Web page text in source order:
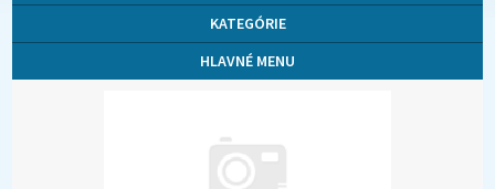
KATEGÓRIE
HLAVNÉ MENU